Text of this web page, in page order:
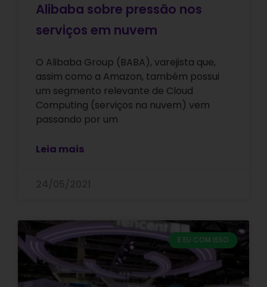
Alibaba sobre pressão nos
serviços em nuvem
O Alibaba Group (BABA), varejista que,
assim como a Amazon, também possui
um segmento relevante de Cloud
Computing (serviços na nuvem) vem
passando por um
Leia mais
E EU COM ISSO